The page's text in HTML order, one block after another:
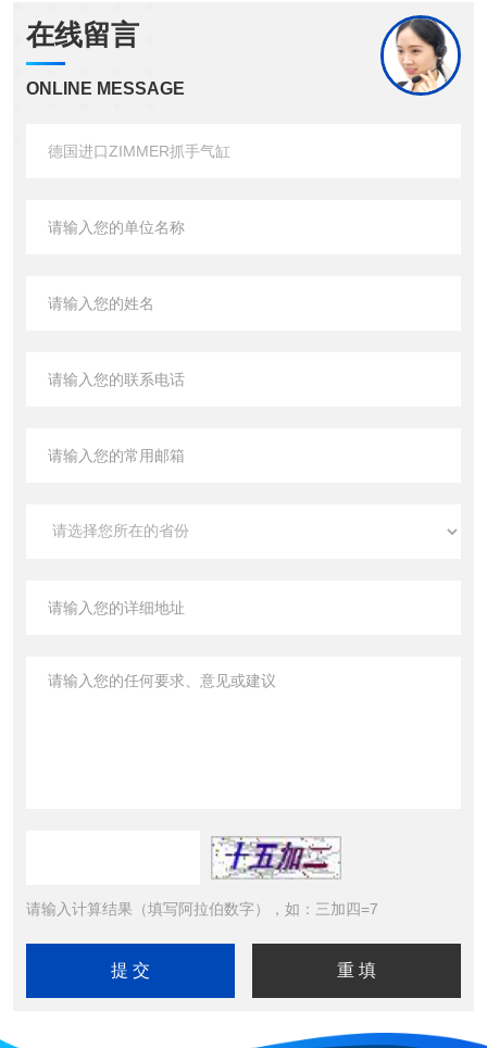
在线留言
ONLINE MESSAGE
请输入计算结果（填写阿拉伯数字），如：三加四=7